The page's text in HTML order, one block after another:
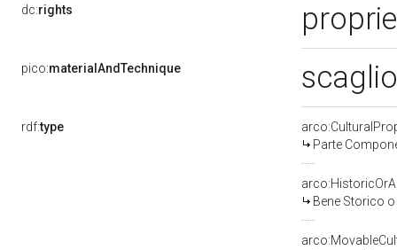
dc:rights
pico:materialAndTechnique
rdf:type
Parte
Bene Storico